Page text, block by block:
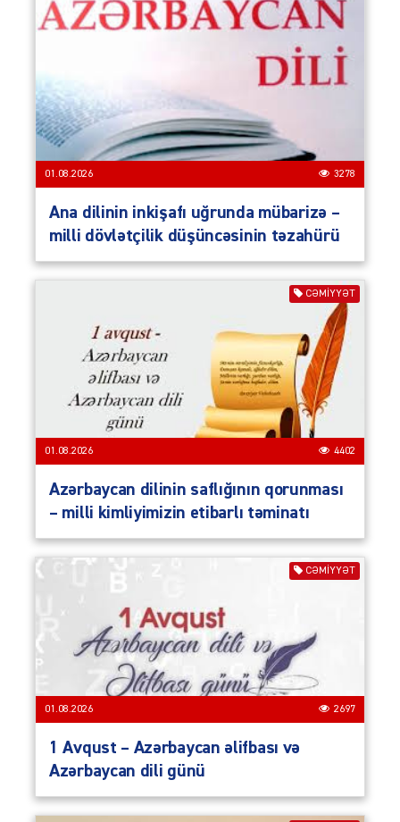
01.08.2026 3278
Ana dilinin inkişafı uğrunda mübarizə –
milli dövlətçilik düşüncəsinin təzahürü
CƏMIYYƏT
01.08.2026 4402
Azərbaycan dilinin saflığının qorunması
– milli kimliyimizin etibarlı təminatı
CƏMIYYƏT
01.08.2026 2697
1 Avqust – Azərbaycan əlifbası və
Azərbaycan dili günü